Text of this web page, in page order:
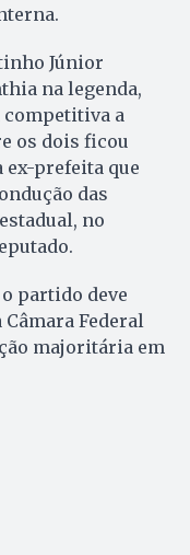
Júnior
na legenda,
a
os dois ficou
ex-prefeita que
das
no
partido deve
Federal
majoritária em